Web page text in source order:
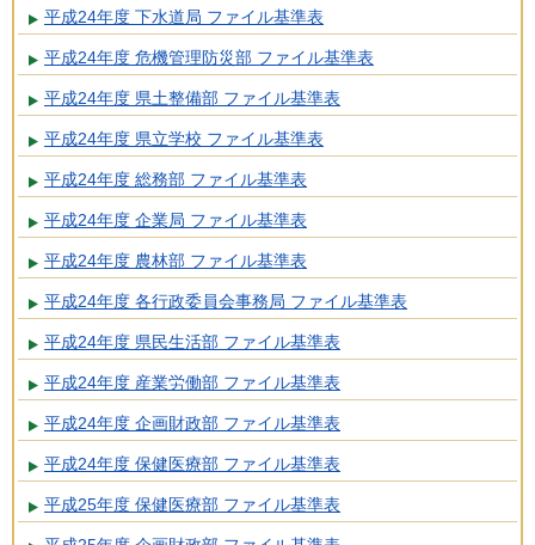
平成24年度 下水道局 ファイル基準表
平成24年度 危機管理防災部 ファイル基準表
平成24年度 県土整備部 ファイル基準表
平成24年度 県立学校 ファイル基準表
平成24年度 総務部 ファイル基準表
平成24年度 企業局 ファイル基準表
平成24年度 農林部 ファイル基準表
平成24年度 各行政委員会事務局 ファイル基準表
平成24年度 県民生活部 ファイル基準表
平成24年度 産業労働部 ファイル基準表
平成24年度 企画財政部 ファイル基準表
平成24年度 保健医療部 ファイル基準表
平成25年度 保健医療部 ファイル基準表